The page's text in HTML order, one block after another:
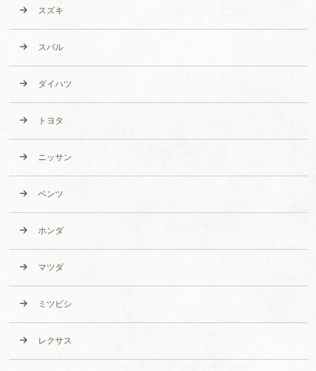
スズキ
スバル
ダイハツ
トヨタ
ニッサン
ベンツ
ホンダ
マツダ
ミツビシ
レクサス